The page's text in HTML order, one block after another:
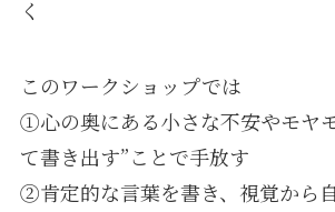
く
このワークショップでは
①心の奥にある小さな不安やモヤ
て書き出す”ことで手放す
②肯定的な言葉を書き、視覚から